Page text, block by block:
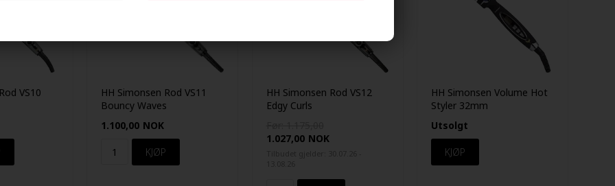
VS10
HH Simonsen Rod VS11
Bouncy Waves
1.100,00 NOK
HH Simonsen Rod VS12
Edgy Curls
1.027,00 NOK
HH Simonsen Volume Hot
Styler 32mm
Utsolgt